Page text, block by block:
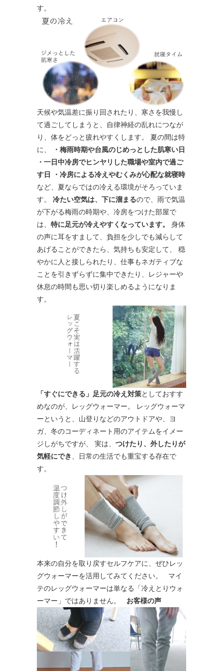
す。
天候や気温差に振り回されたり、寒さを我慢し
て過ごしてしまうと、自律神経の乱れにつなが
り、体をどっと疲れやすくします。 夏の間は特
に、
・梅雨時期や台風のじめっとした肌寒い日
・一日中冷房でヒンヤリした職場や室内で過ご
す日
・冷房による冷えやむくみが心配な就寝時
など、夏ならではの冷える環境がそろっていま
す。 冷たい空気は、下に溜まるので、雨で気温
が下がる梅雨の時期や、冷房をつけた部屋で
は、 特に足元が冷えやすくなっています。
身体
の声に耳をすまして、負担を少しでも減らして
あげることができたら、気持ちも安定して、 穏
やかに人と接しられたり、仕事もネガティブな
ことを引きずらずに集中できたり、レジャーや
休息の時間も思い切り楽しめるようになりま
す。
「すぐにできる」足元の冷え対策としておすす
めなのが、レッグウォーマー。 レッグウォーマ
ーというと、山登りなどのアウトドアや、ヨ
ガ、冬のコーディネート用のアイテムをイメー
ジしがちですが、 実は、 つけたり、外したりが
気軽にでき
、日常の生活でも重宝する存在で
す。
本来の自分を取り戻すセルフケアに、ぜひレッ
グウォーマーを活用してみてください。 マイ
テのレッグウォーマーは単なる「冷えとりウォ
ーマー」ではありません。 お客様の声